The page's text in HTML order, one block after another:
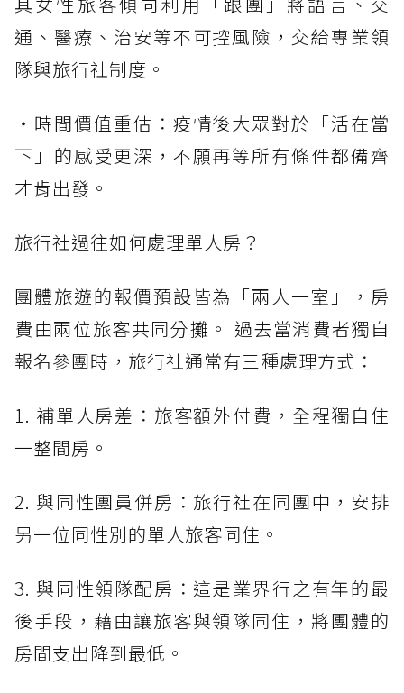
通、醫療、治安等不可控風險，交給專業領
隊與旅行社制度。
・時間價值重估：疫情後大眾對於「活在當
下」的感受更深，不願再等所有條件都備齊
才肯出發。
旅行社過往如何處理單人房？
團體旅遊的報價預設皆為「兩人一室」，房
費由兩位旅客共同分攤。 過去當消費者獨自
報名參團時，旅行社通常有三種處理方式：
1. 補單人房差：旅客額外付費，全程獨自住
一整間房。
2. 與同性團員併房：旅行社在同團中，安排
另一位同性別的單人旅客同住。
3. 與同性領隊配房：這是業界行之有年的最
後手段，藉由讓旅客與領隊同住，將團體的
房間支出降到最低。